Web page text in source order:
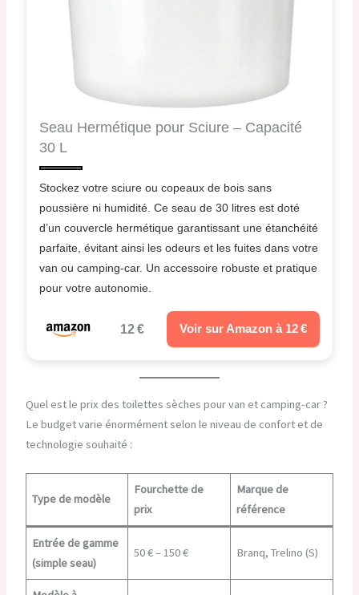
Seau Hermétique pour Sciure – Capacité
30 L
Stockez votre sciure ou copeaux de bois sans
poussière ni humidité. Ce seau de 30 litres est doté
d’un couvercle hermétique garantissant une étanchéité
parfaite, évitant ainsi les odeurs et les fuites dans votre
van ou camping-car. Un accessoire robuste et pratique
pour votre autonomie.
12 € Voir sur Amazon à 12 €
Quel est le prix des toilettes sèches pour van et camping-car ?
Le budget varie énormément selon le niveau de confort et de
technologie souhaité :
Type de modèle
Fourchette de
prix
Marque de
référence
Entrée de gamme
(simple seau)
50 € – 150 € Branq, Trelino (S)